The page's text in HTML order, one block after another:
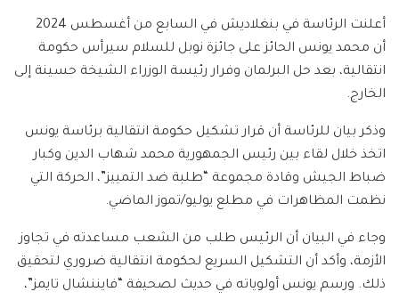
أعلنت الرئاسة في بنغلاديش في السابع من أغسطس 2024
أن محمد يونس الحائز على جائزة نوبل للسلام سيرأس حكومة
انتقالية، بعد حل البرلمان وفرار رئيسة الوزراء الشيخة حسينة إلى
الخارج.
وذكر بيان للرئاسة أن قرار تشكيل حكومة انتقالية برئاسة يونس
اتخذ خلال لقاء بين رئيس الجمهورية محمد شهاب الدين وكبار
ضباط الجيش وقادة مجموعة “طلبة ضد التمييز”، الحركة التي
نظمت المظاهرات في مطلع يوليو/تموز الماضي.
وجاء في البيان أن الرئيس طلب من الشعب مساعدته في تجاوز
الأزمة، وأكد أن التشكيل السريع لحكومة انتقالية ضروري لتحقيق
ذلك. ورسم يونس أولوياته في حديث لصحيفة “فايننشال تايمز”،